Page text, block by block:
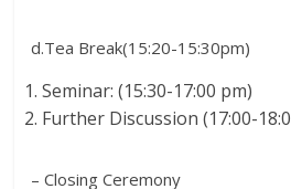
d.Tea Break(15:20-15:30pm)
Seminar: (15:30-17:00 pm)
Further Discussion (17:00-
– Closing Ceremony